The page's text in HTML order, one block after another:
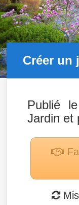
Créer un
Publié
Jardin et